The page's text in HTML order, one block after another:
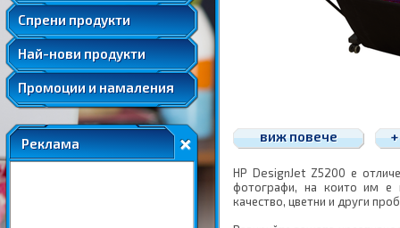
Спрени продукти
Удължени и допълнителни гаранции
Най-нови продукти
Промоции и намаления
Реклама виж повече
HP DesignJet Z5200 е
фотографи, на които им е
качество, цветни и други